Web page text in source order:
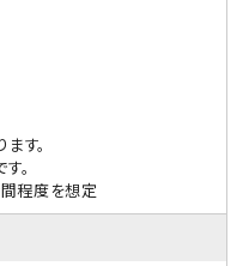
す。
。
程度を想定